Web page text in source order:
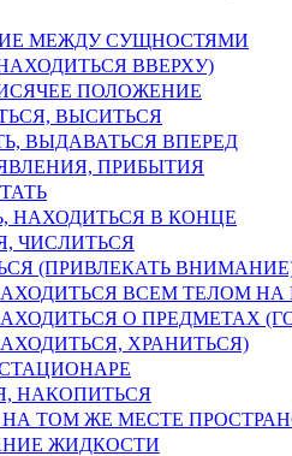
МЕЖДУ СУЩНОСТЯМИ
ВВЕРХУ)
ПОЛОЖЕНИЕ
ВЫСИТЬСЯ
ВЫДАВАТЬСЯ ВПЕРЕД
ПРИБЫТИЯ
НАХОДИТЬСЯ В КОНЦЕ
ЧИСЛИТЬСЯ
(ПРИВЛЕКАТЬ
ВСЕМ ТЕЛОМ НА
О ПРЕДМЕТАХ
ХРАНИТЬСЯ)
НАКОПИТЬСЯ
НА ТОМ ЖЕ МЕСТЕ
ЖИДКОСТИ